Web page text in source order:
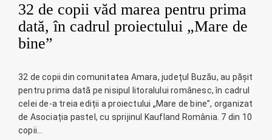
32 de copii văd marea pentru prima
dată, în cadrul proiectului „Mare de
bine”
32 de copii din comunitatea Amara, județul Buzău, au pășit
pentru prima dată pe nisipul litoralului românesc, în cadrul
celei de-a treia ediții a proiectului „Mare de bine”, organizat
de Asociația pastel, cu sprijinul Kaufland România. 7 din 10
copii…